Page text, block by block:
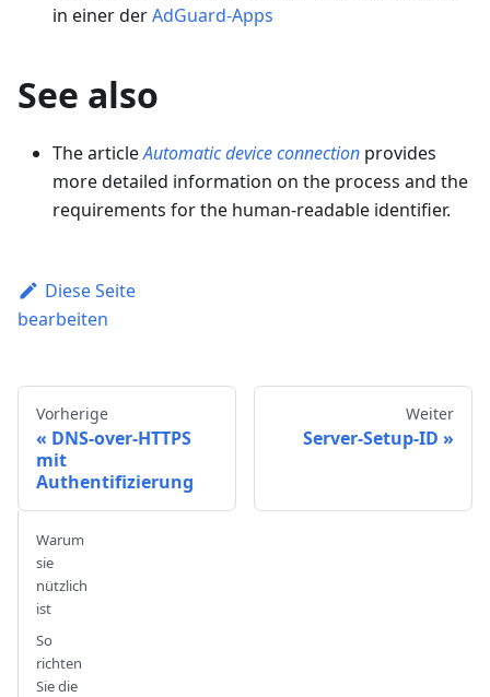
in einer derAdGuard-Apps
See also
The articleAutomatic device connection provides
more detailed information on the process and the
requirements for the human-readable identifier.
Diese Seite
bearbeiten
Vorherige
DNS-over-HTTPS
mit
Authentifizierung
Weiter
Server-Setup-ID
Warum
sie
nützlich
ist
So
richten
Sie die